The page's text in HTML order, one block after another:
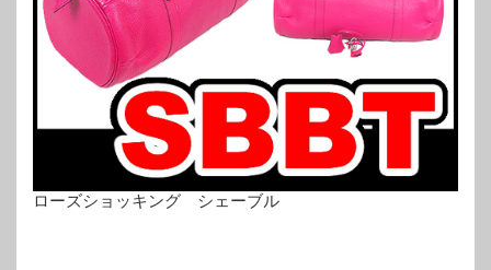
ローズショッキング シェーブル